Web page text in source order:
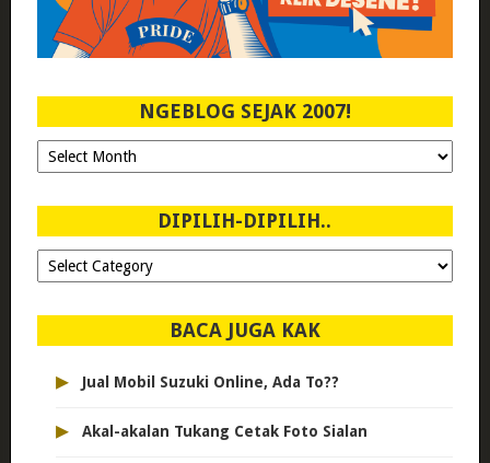
NGEBLOG SEJAK 2007!
Ngeblog
Sejak
DIPILIH-DIPILIH..
Dipilih-
dipilih..
BACA JUGA KAK
▸ Jual Mobil Suzuki Online, Ada To??
▸ Akal-akalan Tukang Cetak Foto Sialan